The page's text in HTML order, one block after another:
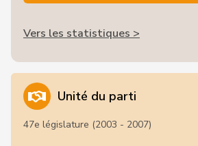
Vers les statistiques >
Unité du parti
47e législature (2003 - 2007)